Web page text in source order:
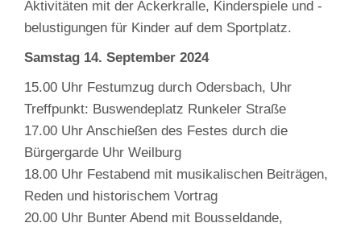
Aktivitäten mit der Ackerkralle, Kinderspiele und -
belustigungen für Kinder auf dem Sportplatz.
Samstag 14. September 2024
15.00 Uhr Festumzug durch Odersbach, Uhr
Treffpunkt: Buswendeplatz Runkeler Straße
17.00 Uhr Anschießen des Festes durch die
Bürgergarde Uhr Weilburg
18.00 Uhr Festabend mit musikalischen Beiträgen,
Reden und historischem Vortrag
20.00 Uhr Bunter Abend mit Bousseldande,